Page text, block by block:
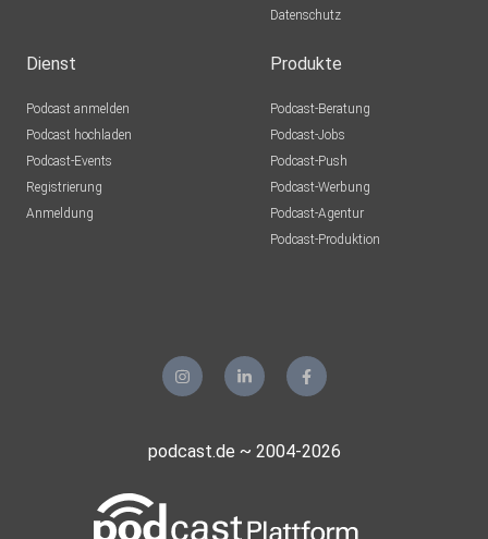
Datenschutz
Dienst
Podcast anmelden
Podcast hochladen
Podcast-Events
Registrierung
Anmeldung
Produkte
Podcast-Beratung
Podcast-Jobs
Podcast-Push
Podcast-Werbung
Podcast-Agentur
Podcast-Produktion
podcast.de ~ 2004-2026